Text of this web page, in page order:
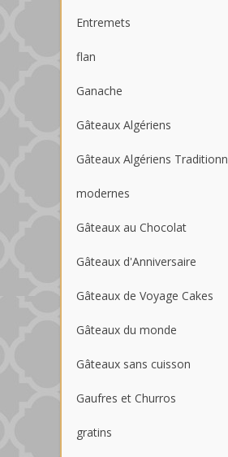
Entremets
flan
Ganache
Gâteaux Algériens
Gâteaux Algériens
modernes
Gâteaux au Chocolat
Gâteaux d'Anniversaire
Gâteaux de Voyage Cakes
Gâteaux du monde
Gâteaux sans cuisson
Gaufres et Churros
gratins